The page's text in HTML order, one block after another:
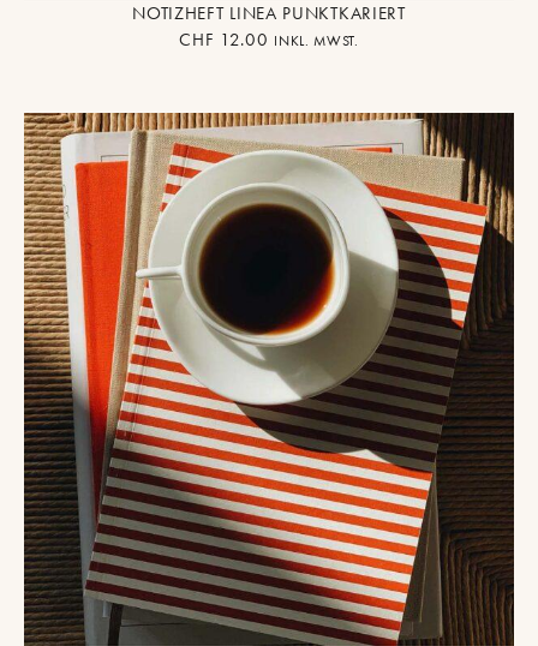
NOTIZHEFT LINEA PUNKTKARIERT
CHF 12.00 INKL. MWST.